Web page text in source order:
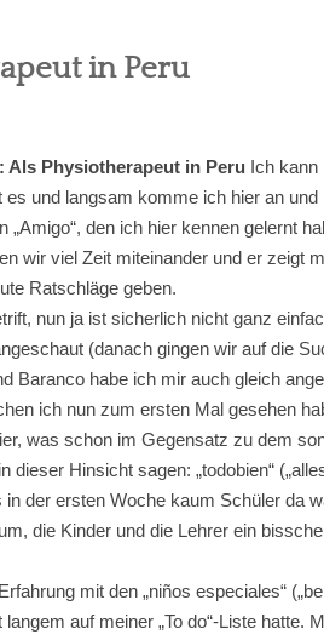
in Peru
Als Physiotherapeut in Peru Ich kann
und langsam komme ich hier an
„Amigo“, den ich hier kennen gelernt
wir viel Zeit miteinander und er zeigt
Ratschläge geben.
nun ja ist sicherlich nicht ganz
(danach gingen wir auf die
Baranco habe ich mir auch gleich
ich nun zum ersten Mal gesehen
was schon im Gegensatz zu dem
dieser Hinsicht sagen: „todobien“
der ersten Woche kaum Schüler da
die Kinder und die Lehrer ein
mit den „niños especiales“
auf meiner „To do“-Liste hatte.